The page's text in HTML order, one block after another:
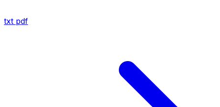
txt pdf